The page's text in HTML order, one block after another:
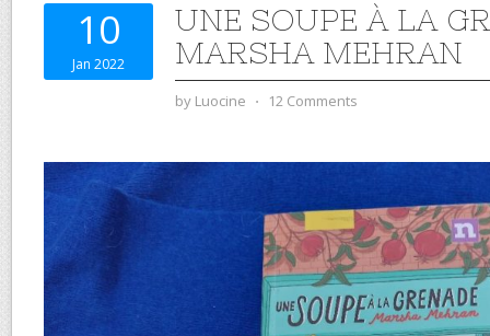
10
Jan 2022
UNE SOUPE À LA
MARSHA MEHRAN
by Luocine ⋅ 12 Comments